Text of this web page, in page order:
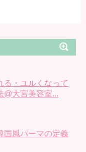
る・ユルくなって
@大宮美容室...
国風パーマの定義